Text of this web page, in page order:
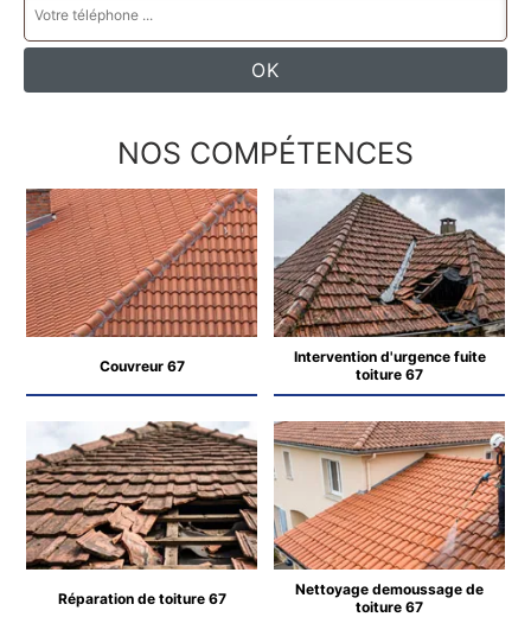
NOS COMPÉTENCES
Couvreur 67
Intervention d'urgence fuite
toiture 67
Réparation de toiture 67
Nettoyage demoussage de
toiture 67